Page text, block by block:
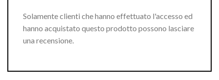
Solamente clienti che hanno effettuato l'accesso ed
hanno acquistato questo prodotto possono lasciare
una recensione.